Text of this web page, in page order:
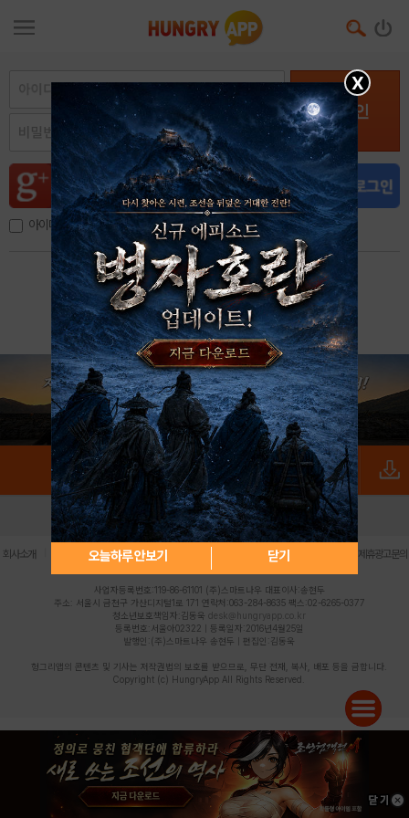
로그인
아이디, 이메일 저장
아이디 / 비밀번호 찾기 회원가입
X
오늘하루 안보기 닫기
로그인 PC버전 전체앱
회사소개 | 개인정보 처리방침 불법촬영물 신고센터 제휴광고문의
사업자등록번호:119-86-61101 (주)스마트나우 대표이사:송현두
주소: 서울시 금천구 가산디지털1로 171 연락처:063-284-8635 팩스:02-6265-0377
청소년보호책임자:김동욱 desk@hungryapp.co.kr
등록번호:서울아02322 | 등록일자:2016년4월25일
발행인:(주)스마트나우 송현두 | 편집인:김동욱
헝그리앱의 콘텐츠 및 기사는 저작권법의 보호를 받으므로, 무단 전재, 복사, 배포 등을 금합니다.
Copyright (c) HungryApp All Rights Reserved.